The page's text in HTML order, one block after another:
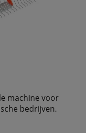
machine voor
bedrijven.